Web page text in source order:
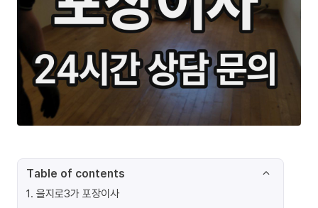
Table of contents
1. 을지로3가 포장이사